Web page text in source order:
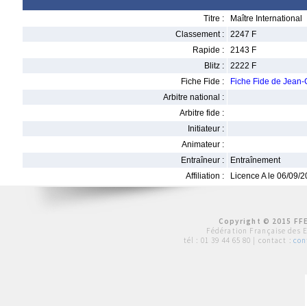
Titre :
Maître International
Classement :
2247 F
Rapide :
2143 F
Blitz :
2222 F
Fiche Fide :
Fiche Fide de
Arbitre national :
Arbitre fide :
Initiateur :
Animateur :
Entraîneur :
Entraînement
Affiliation :
Licence A le 06/09/
Copyright © 2015
Fédération Française des
tél : 01 39 44 65 80 | contact :